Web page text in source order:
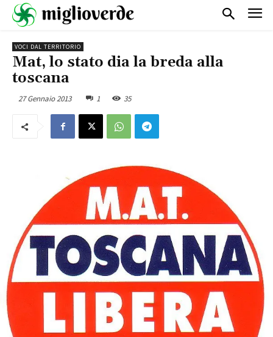
VOCI DAL TERRITORIO
Mat, lo stato dia la breda alla
toscana
27 Gennaio 2013 1 35